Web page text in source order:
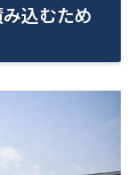
込むため